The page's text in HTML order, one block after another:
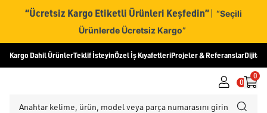
“Ücretsiz Kargo Etiketli Ürünleri Keşfedin” | “Seçili
Ürünlerde Ücretsiz Kargo”
Kargo Dahil ÜrünlerTeklif İsteyinÖzel İş KıyafetleriProjeler & ReferanslarDijital
0
0